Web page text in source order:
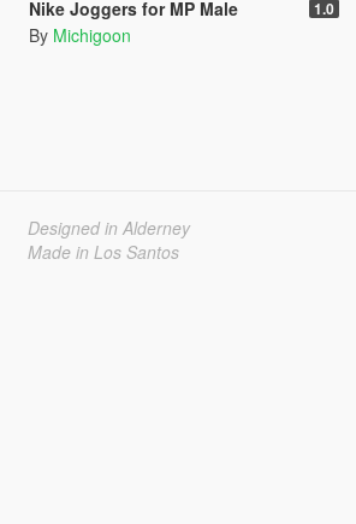
Nike Joggers for MP Male 1.0
By Michigoon
Designed in Alderney
Made in Los Santos